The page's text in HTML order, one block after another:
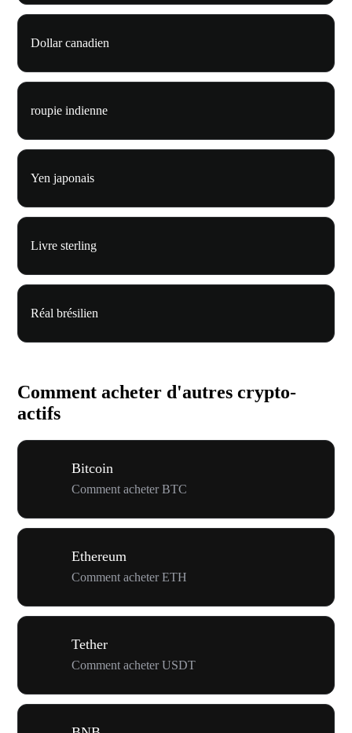
Dollar canadien
roupie indienne
Yen japonais
Livre sterling
Réal brésilien
Comment acheter d'autres crypto-
actifs
Bitcoin
Comment acheter BTC
Ethereum
Comment acheter ETH
Tether
Comment acheter USDT